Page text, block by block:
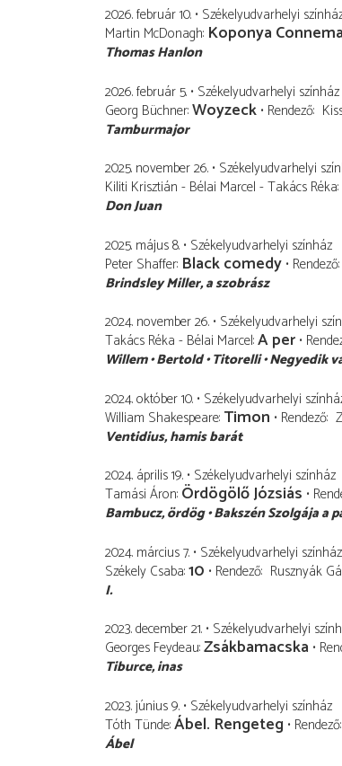
2026. február 10. Székelyudvarhelyi
Martin McDonagh Koponya
Thomas Hanlon
2026. február 5. Székelyudvarhelyi színház
Georg Büchner Woyzeck Rendező
Tamburmajor
2025. november 26. Székelyudvarhelyi
Kiliti Krisztián - Bélai Marcel - Takács Réka
Don Juan
2025. május 8. Székelyudvarhelyi színház
Peter Shaffer Black comedy Rendező
Brindsley Miller a szobrász
2024. november 26. Székelyudvarhelyi
Takács Réka - Bélai Marcel A per
Willem Bertold Titorelli Negyedik
2024. október 10. Székelyudvarhelyi
William Shakespeare Timon Rendező
Ventidius hamis barát
2024. április 19. Székelyudvarhelyi színház
Tamási Áron Ördögölő Józsiás
Bambucz ördög Bakszén Szolgája a
2024. március 7. Székelyudvarhelyi színház
Székely Csaba 10 Rendező Rusznyák
I.
2023. december 21. Székelyudvarhelyi
Georges Feydeau Zsákbamacska
Tiburce inas
2023. június 9. Székelyudvarhelyi színház
Tóth Tünde Ábel. Rengeteg Rendező
Ábel